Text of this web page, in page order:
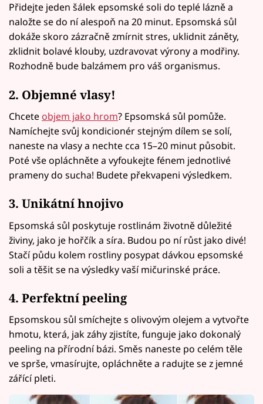
Přidejte jeden šálek epsomské soli do teplé lázně a
naložte se do ní alespoň na 20 minut. Epsomská sůl
dokáže skoro zázračně zmírnit stres, uklidnit záněty,
zklidnit bolavé klouby, uzdravovat výrony a modřiny.
Rozhodně bude balzámem pro váš organismus.
2. Objemné vlasy!
Chcete objem jako hrom? Epsomská sůl pomůže.
Namíchejte svůj kondicionér stejným dílem se solí,
naneste na vlasy a nechte cca 15–20 minut působit.
Poté vše opláchněte a vyfoukejte fénem jednotlivé
prameny do sucha! Budete překvapeni výsledkem.
3. Unikátní hnojivo
Epsomská sůl poskytuje rostlinám životně důležité
živiny, jako je hořčík a síra. Budou po ní růst jako divé!
Stačí půdu kolem rostliny posypat dávkou epsomské
soli a těšit se na výsledky vaší mičurinské práce.
4. Perfektnípeeling
Epsomskou sůl smíchejte s olivovým olejem a vytvořte
hmotu, která, jak záhy zjistíte, funguje jako dokonalý
peeling na přírodní bázi. Směs naneste po celém těle
ve sprše, vmasírujte, opláchněte a radujte se z jemné
zářící pleti.